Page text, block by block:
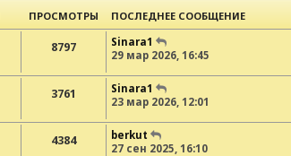
ПРОСМОТРЫ ПОСЛЕДНЕЕ СООБЩЕНИЕ
8797
Sinara1
29 мар 2026, 16:45
3761
Sinara1
23 мар 2026, 12:01
4384
berkut
27 сен 2025, 16:10